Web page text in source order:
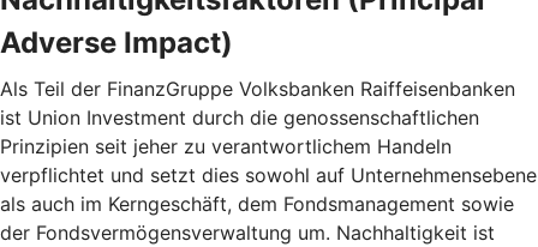
Adverse Impact)
Als Teil der FinanzGruppe Volksbanken Raiffeisenbanken
ist Union Investment durch die genossenschaftlichen
Prinzipien seit jeher zu verantwortlichem Handeln
verpflichtet und setzt dies sowohl auf Unternehmensebene
als auch im Kerngeschäft, dem Fondsmanagement sowie
der Fondsvermögensverwaltung um. Nachhaltigkeit ist